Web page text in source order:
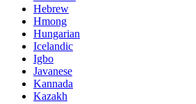
Hebrew
Hmong
Hungarian
Icelandic
Igbo
Javanese
Kannada
Kazakh